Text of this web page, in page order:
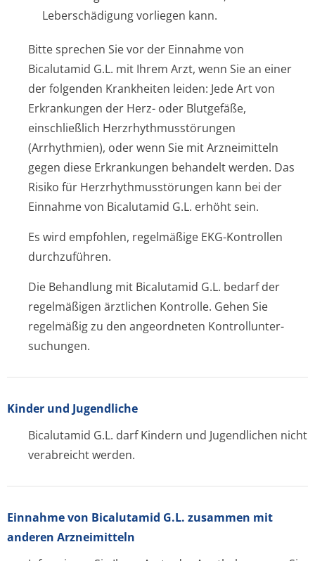
Leberschädigung vorliegen kann.
Bitte sprechen Sie vor der Einnahme von
Bicalutamid G.L. mit Ihrem Arzt, wenn Sie an einer
der folgenden Krankheiten leiden: Jede Art von
Erkrankungen der Herz- oder Blutgefäße,
einschließlich Herzrhythmusstörun­gen
(Arrhythmien), oder wenn Sie mit Arzneimitteln
gegen diese Erkrankungen behandelt werden. Das
Risiko für Herzrhythmusstörun­gen kann bei der
Einnahme von Bicalutamid G.L. erhöht sein.
Es wird empfohlen, regelmäßige EKG-Kontrollen
durchzuführen.
Die Behandlung mit Bicalutamid G.L. bedarf der
regelmäßigen ärztlichen Kontrolle. Gehen Sie
regelmäßig zu den angeordneten Kontrollunter­
suchungen.
Kinder und Jugendliche
Bicalutamid G.L. darf Kindern und Jugendlichen nicht
verabreicht werden.
Einnahme von Bicalutamid G.L. zusammen mit
anderen Arzneimitteln